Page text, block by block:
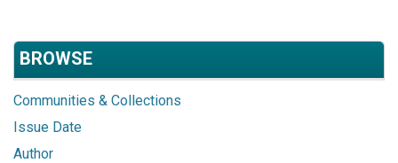
BROWSE
Communities & Collections
Issue Date
Author